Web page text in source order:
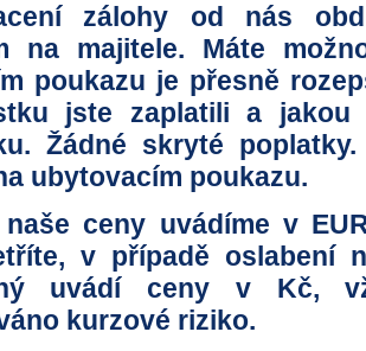
zálohy od nás
na majitele. Máte
poukazu je přesně
jste zaplatili a jakou
Žádné skryté
ubytovacím poukazu.
naše ceny uvádíme v
v případě oslabení
uvádí ceny v Kč,
kurzové riziko.